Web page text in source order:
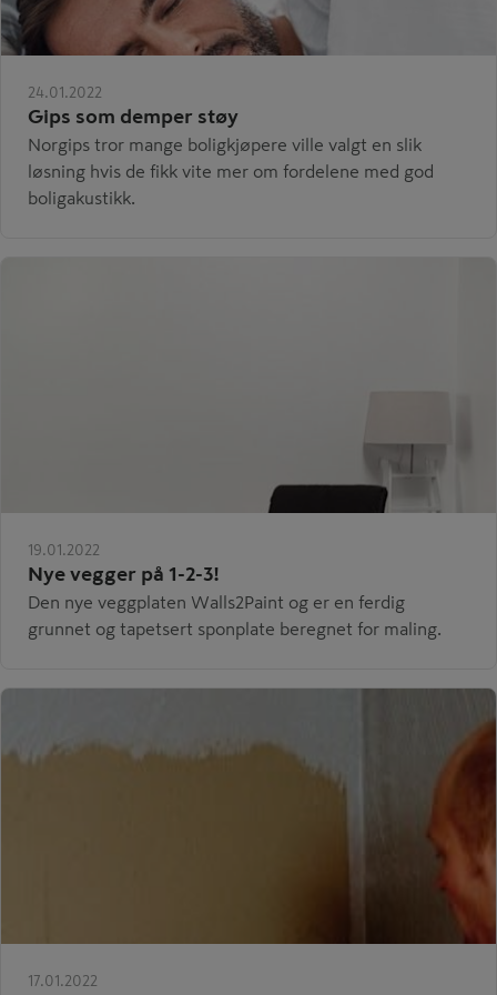
24.01.2022
Gips som demper støy
Norgips tror mange boligkjøpere ville valgt en slik
løsning hvis de fikk vite mer om fordelene med god
boligakustikk.
19.01.2022
Nye vegger på 1-2-3!
Den nye veggplaten Walls2Paint og er en ferdig
grunnet og tapetsert sponplate beregnet for maling.
17.01.2022